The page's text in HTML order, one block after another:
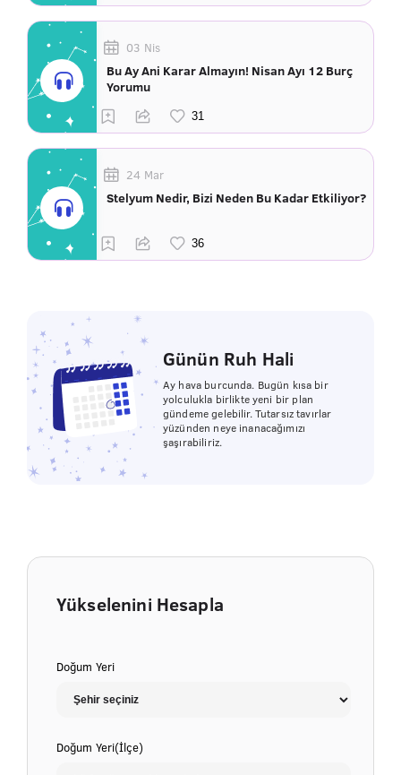
03 Nis
Bu Ay Ani Karar Almayın! Nisan Ayı 12 Burç
Yorumu
24 Mar
Stelyum Nedir, Bizi Neden Bu Kadar Etkiliyor?
Günün Ruh Hali
Ay hava burcunda. Bugün kısa bir
yolculukla birlikte yeni bir plan
gündeme gelebilir. Tutarsız tavırlar
yüzünden neye inanacağımızı
şaşırabiliriz.
Yükselenini Hesapla
Doğum Yeri
Doğum Yeri(İlçe)